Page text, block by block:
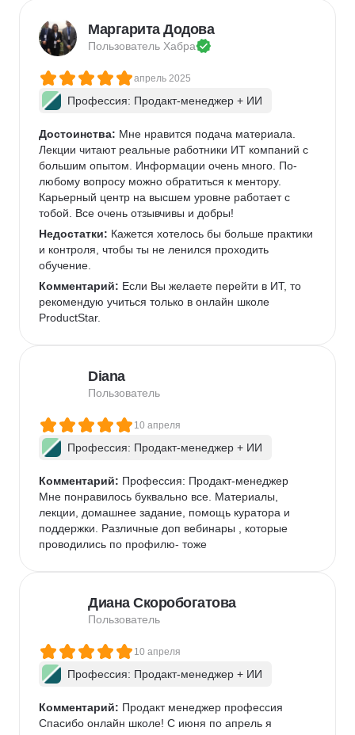
Маргарита Додова
Пользователь Хабра
апрель 2025
Профессия: Продакт-менеджер + ИИ
Достоинства: Мне нравится подача материала.
Лекции читают реальные работники ИТ компаний с
большим опытом. Информации очень много. По-
любому вопросу можно обратиться к ментору.
Карьерный центр на высшем уровне работает с
тобой. Все очень отзывчивы и добры!
Недостатки: Кажется хотелось бы больше практики
и контроля, чтобы ты не ленился проходить
обучение.
Комментарий: Если Вы желаете перейти в ИТ, то
рекомендую учиться только в онлайн школе
ProductStar.
Diana
Пользователь
10 апреля
Профессия: Продакт-менеджер + ИИ
Комментарий: Профессия: Продакт-менеджер
Мне понравилось буквально все. Материалы,
лекции, домашнее задание, помощь куратора и
поддержки. Различные доп вебинары , которые
проводились по профилю- тоже
Диана Скоробогатова
Пользователь
10 апреля
Профессия: Продакт-менеджер + ИИ
Комментарий: Продакт менеджер профессия
Спасибо онлайн школе! С июня по апрель я